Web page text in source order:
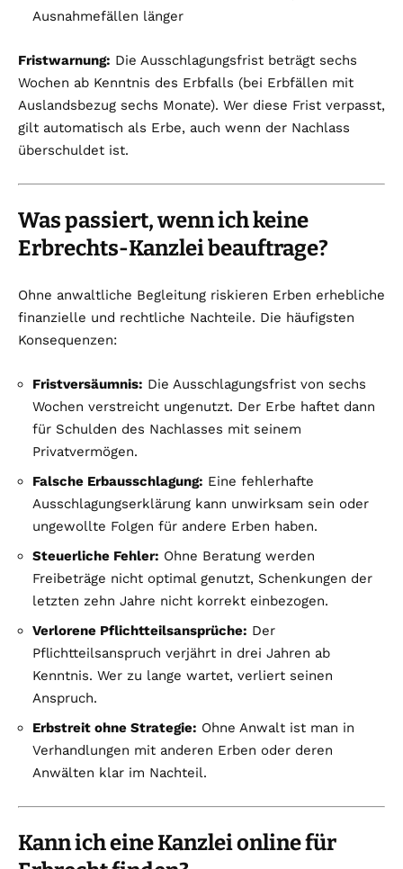
Ausnahmefällen länger
Fristwarnung: Die Ausschlagungsfrist beträgt sechs
Wochen ab Kenntnis des Erbfalls (bei Erbfällen mit
Auslandsbezug sechs Monate). Wer diese Frist verpasst,
gilt automatisch als Erbe, auch wenn der Nachlass
überschuldet ist.
Was passiert, wenn ich keine
Erbrechts-Kanzlei beauftrage?
Ohne anwaltliche Begleitung riskieren Erben erhebliche
finanzielle und rechtliche Nachteile. Die häufigsten
Konsequenzen:
Fristversäumnis: Die Ausschlagungsfrist von sechs
Wochen verstreicht ungenutzt. Der Erbe haftet dann
für Schulden des Nachlasses mit seinem
Privatvermögen.
Falsche Erbausschlagung: Eine fehlerhafte
Ausschlagungserklärung kann unwirksam sein oder
ungewollte Folgen für andere Erben haben.
Steuerliche Fehler: Ohne Beratung werden
Freibeträge nicht optimal genutzt, Schenkungen der
letzten zehn Jahre nicht korrekt einbezogen.
Verlorene Pflichtteilsansprüche: Der
Pflichtteilsanspruch verjährt in drei Jahren ab
Kenntnis. Wer zu lange wartet, verliert seinen
Anspruch.
Erbstreit ohne Strategie: Ohne Anwalt ist man in
Verhandlungen mit anderen Erben oder deren
Anwälten klar im Nachteil.
Kann ich eine Kanzlei online für